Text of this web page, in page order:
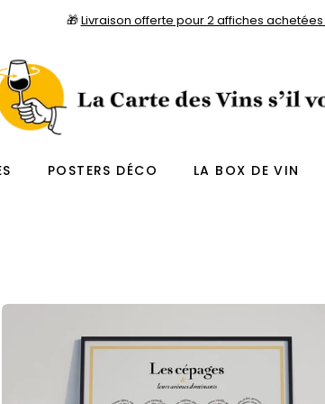
🎁Livraison offerte pour 2 affiches achetées
POSTERS DÉCO LA BOX DE VIN